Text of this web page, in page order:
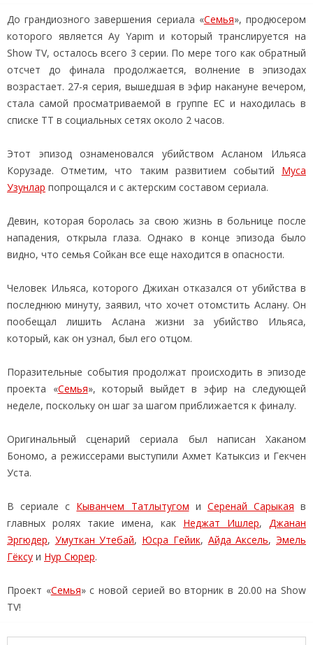
До грандиозного завершения сериала «Семья», продюсером
которого является Ay Yapım и который транслируется на
Show TV, осталось всего 3 серии. По мере того как обратный
отсчет до финала продолжается, волнение в эпизодах
возрастает. 27-я серия, вышедшая в эфир накануне вечером,
стала самой просматриваемой в группе ЕС и находилась в
списке ТТ в социальных сетях около 2 часов.
Этот эпизод ознаменовался убийством Асланом Ильяса
Корузаде. Отметим, что таким развитием событий Муса
Узунлар попрощался и с актерским составом сериала.
Девин, которая боролась за свою жизнь в больнице после
нападения, открыла глаза. Однако в конце эпизода было
видно, что семья Сойкан все еще находится в опасности.
Человек Ильяса, которого Джихан отказался от убийства в
последнюю минуту, заявил, что хочет отомстить Аслану. Он
пообещал лишить Аслана жизни за убийство Ильяса,
который, как он узнал, был его отцом.
Поразительные события продолжат происходить в эпизоде
проекта «Семья», который выйдет в эфир на следующей
неделе, поскольку он шаг за шагом приближается к финалу.
Оригинальный сценарий сериала был написан Хаканом
Бономо, а режиссерами выступили Ахмет Катыксиз и Гекчен
Уста.
В сериале с Кыванчем Татлытугом и Серенай Сарыкая в
главных ролях такие имена, как Неджат Ишлер, Джанан
Эргюдер, Умуткан Утебай, Юсра Гейик, Айда Аксель,Эмель
Гёксу и Нур Сюрер.
Проект «Семья» с новой серией во вторник в 20.00 на Show
TV!